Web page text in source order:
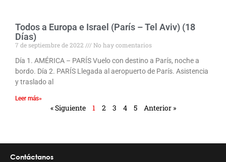
Todos a Europa e Israel (París – Tel Aviv) (18
Días)
7 de septiembre de 2022
No hay comentarios
Día 1. AMÉRICA – PARÍS Vuelo con destino a París, noche a
bordo. Día 2. PARÍS Llegada al aeropuerto de París. Asistencia
y traslado al
Leer más»
« Siguiente 1 2 3 4 5 Anterior »
Contáctanos